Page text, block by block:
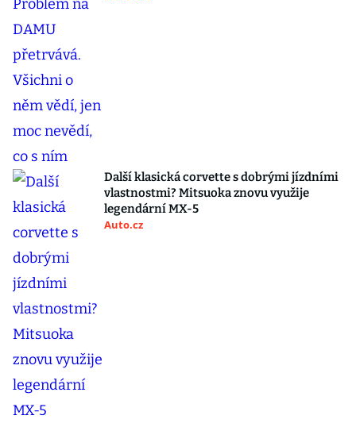
Další klasická corvette s dobrými jízdními
vlastnostmi? Mitsuoka znovu využije
legendární MX-5
Auto.cz